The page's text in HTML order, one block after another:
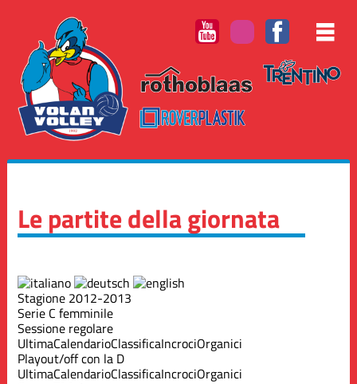
Le partite della giornata
Stagione 2012-2013
Serie C femminile
Sessione regolare
UltimaCalendarioClassificaIncrociOrganici
Playout/off con la D
UltimaCalendarioClassificaIncrociOrganici